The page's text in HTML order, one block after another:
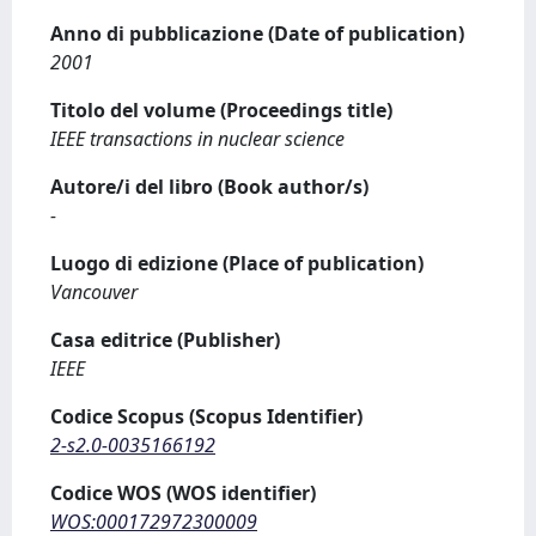
Anno di pubblicazione (Date of publication)
2001
Titolo del volume (Proceedings title)
IEEE transactions in nuclear science
Autore/i del libro (Book author/s)
-
Luogo di edizione (Place of publication)
Vancouver
Casa editrice (Publisher)
IEEE
Codice Scopus (Scopus Identifier)
2-s2.0-0035166192
Codice WOS (WOS identifier)
WOS:000172972300009